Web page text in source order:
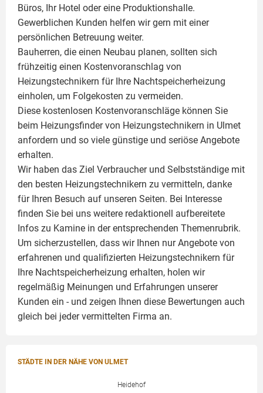
Büros, Ihr Hotel oder eine Produktionshalle.
Gewerblichen Kunden helfen wir gern mit einer
persönlichen Betreuung weiter.
Bauherren, die einen Neubau planen, sollten sich
frühzeitig einen Kostenvoranschlag von
Heizungstechnikern für Ihre Nachtspeicherheizung
einholen, um Folgekosten zu vermeiden.
Diese kostenlosen Kostenvoranschläge können Sie
beim Heizungsfinder von Heizungstechnikern in Ulmet
anfordern und so viele günstige und seriöse Angebote
erhalten.
Wir haben das Ziel Verbraucher und Selbstständige mit
den besten Heizungstechnikern zu vermitteln, danke
für Ihren Besuch auf unseren Seiten. Bei Interesse
finden Sie bei uns weitere redaktionell aufbereitete
Infos zu Kamine in der entsprechenden Themenrubrik.
Um sicherzustellen, dass wir Ihnen nur Angebote von
erfahrenen und qualifizierten Heizungstechnikern für
Ihre Nachtspeicherheizung erhalten, holen wir
regelmäßig Meinungen und Erfahrungen unserer
Kunden ein - und zeigen Ihnen diese Bewertungen auch
gleich bei jeder vermittelten Firma an.
STÄDTE IN DER NÄHE VON ULMET
Heidehof